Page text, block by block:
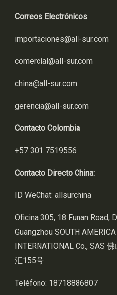
Correos Electrónicos
importaciones@all-sur.com
comercial@all-sur.com
china@all-sur.com
gerencia@all-sur.com
Contacto Colombia
+57 301 7519556
Contacto Directo China:
ID WeChat: allsurchina
Oficina 305, 18 Funan Road,
Guangzhou SOUTH
INTERNATIONAL Co., SAS
汇155号
Teléfono: 18718886807